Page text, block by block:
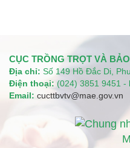
CỤC TRỒNG TRỌT VÀ
Địa chỉ: Số 149 Hồ Đắc Di,
Điện thoại: (024) 3851 9451 -
Email: cucttbvtv@mae.gov.vn